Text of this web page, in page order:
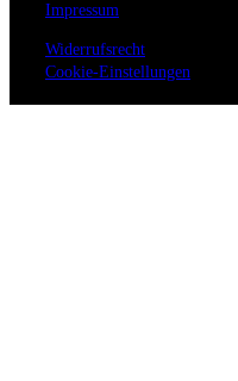
Impressum
Widerrufsrecht
Cookie-Einstellungen